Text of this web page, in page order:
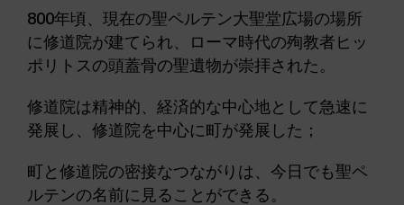
800年頃、現在の聖ペルテン大聖堂広場の場所
に修道院が建てられ、ローマ時代の殉教者ヒッ
ポリトスの頭蓋骨の聖遺物が崇拝された。
修道院は精神的、経済的な中心地として急速に
発展し、修道院を中心に町が発展した；
町と修道院の密接なつながりは、今日でも聖ペ
ルテンの名前に見ることができる。